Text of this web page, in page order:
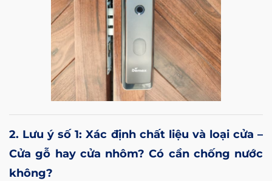
2. Lưu ý số 1: Xác định chất liệu và loại cửa –
Cửa gỗ hay cửa nhôm? Có cần chống nước
không?